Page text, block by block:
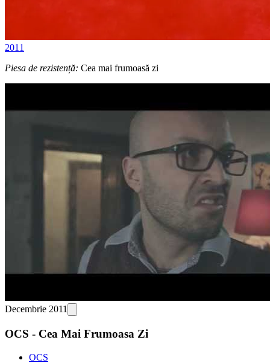
2011
Piesa de rezistență: Cea mai frumoasă zi
Decembrie 2011
OCS - Cea Mai Frumoasa Zi
OCS